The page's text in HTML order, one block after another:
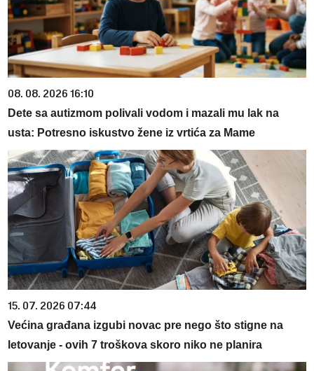
08. 08. 2026 16:10
Dete sa autizmom polivali vodom i mazali mu lak na
usta: Potresno iskustvo žene iz vrtića za Mame
15. 07. 2026 07:44
Većina građana izgubi novac pre nego što stigne na
letovanje - ovih 7 troškova skoro niko ne planira